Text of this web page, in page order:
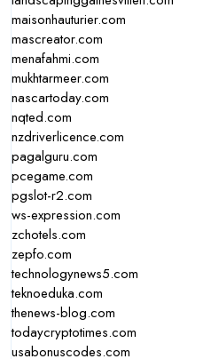
maisonhauturier.com
mascreator.com
menafahmi.com
mukhtarmeer.com
nascartoday.com
nqted.com
nzdriverlicence.com
pagalguru.com
pcegame.com
pgslot-r2.com
ws-expression.com
zchotels.com
zepfo.com
technologynews5.com
teknoeduka.com
thenews-blog.com
todaycryptotimes.com
usabonuscodes.com